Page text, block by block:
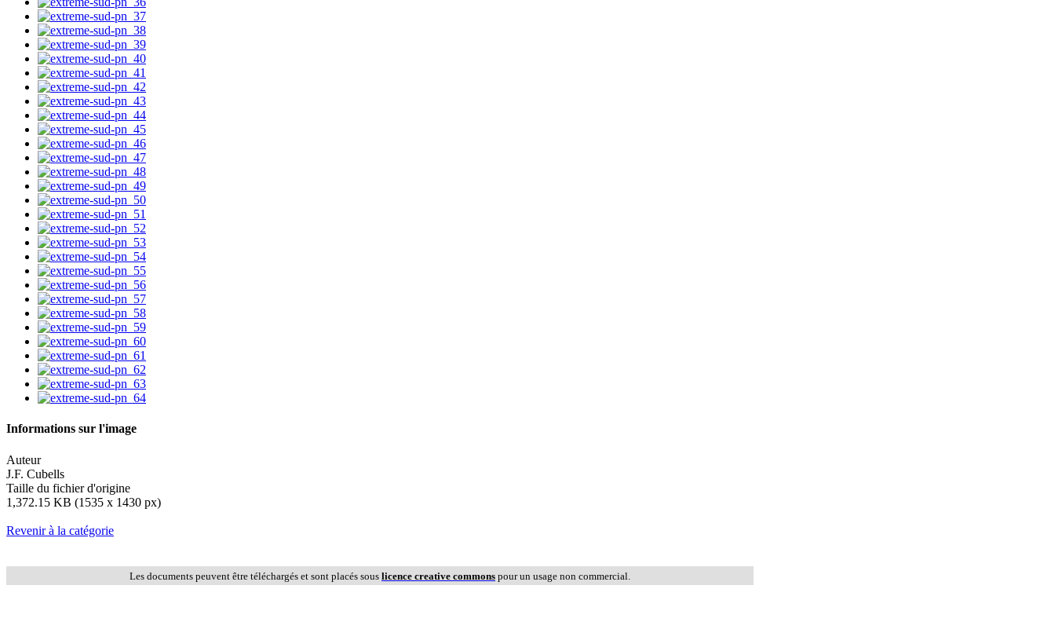
Informations sur l'image
Auteur
J.F. Cubells
Taille du fichier d'origine
1,372.15 KB (1535 x 1430 px)
Revenir à la catégorie
Les documents peuvent être téléchargés et sont placés sous licence creative commons pour un usage non commercial.